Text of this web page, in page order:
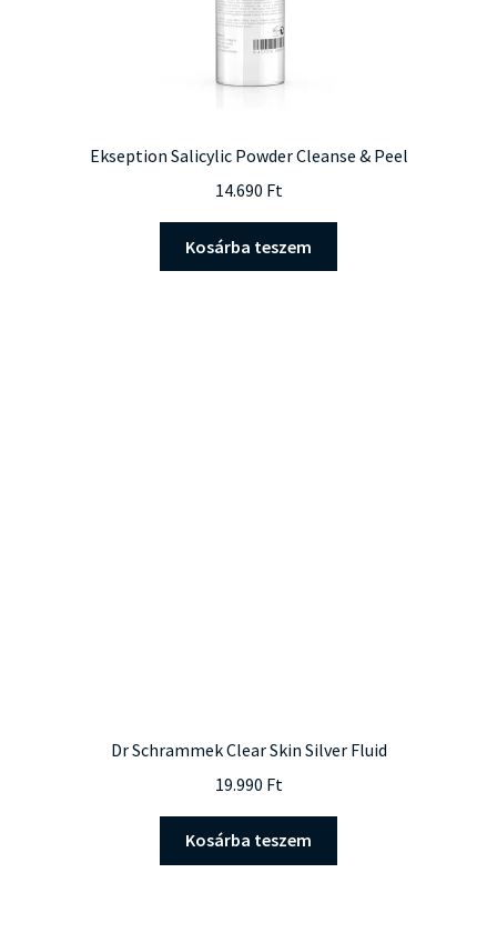
Ekseption Salicylic Powder Cleanse & Peel
14.690 Ft
Kosárba teszem
Dr Schrammek Clear Skin Silver Fluid
19.990 Ft
Kosárba teszem